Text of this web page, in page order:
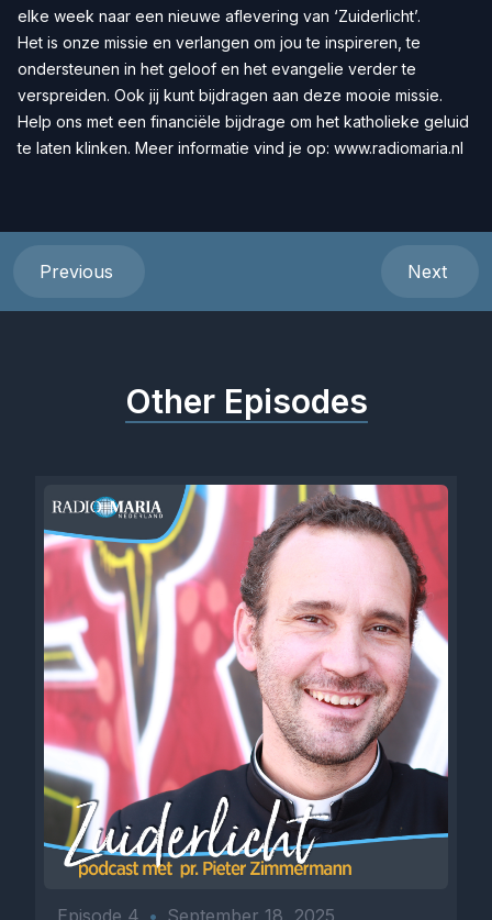
elke week naar een nieuwe aflevering van ‘Zuiderlicht’.
Het is onze missie en verlangen om jou te inspireren, te
ondersteunen in het geloof en het evangelie verder te
verspreiden. Ook jij kunt bijdragen aan deze mooie missie.
Help ons met een financiële bijdrage om het katholieke geluid
te laten klinken. Meer informatie vind je op: www.radiomaria.nl
Previous Next
Other Episodes
Episode 4 • September 18, 2025